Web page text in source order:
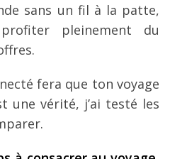
sans un fil à la patte,
pleinement du
fera que ton voyage
une vérité, j’ai testé les